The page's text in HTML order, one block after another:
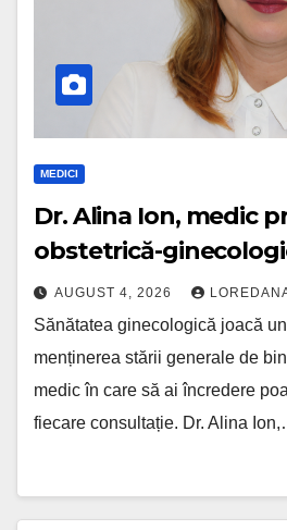
MEDICI
Dr. Alina Ion, medic
obstetrică-
AUGUST 4, 2026
Sănătatea ginecologică joacă
menținerea stării generale de
medic în care să ai încredere
fiecare consultație. Dr. Alina